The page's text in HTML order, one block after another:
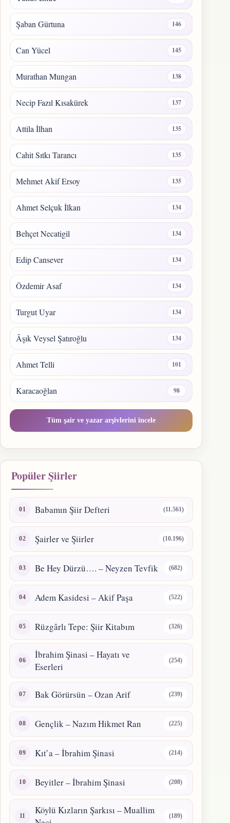
Şaban Gürtuna 146
Can Yücel 145
Murathan Mungan 138
Necip Fazıl Kısakürek 137
Attila İlhan 135
Cahit Sıtkı Tarancı 135
Mehmet Akif Ersoy 135
Ahmet Selçuk İlkan 134
Behçet Necatigil 134
Edip Cansever 134
Özdemir Asaf 134
Turgut Uyar 134
Âşık Veysel Şatıroğlu 134
Ahmet Telli 101
Karacaoğlan 98
Tüm şair ve yazar arşivlerini incele
Popüler Şiirler
Babamın Şiir Defteri (11.561)
Şairler ve Şiirler (10.196)
Be Hey Dürzü…. – Neyzen Tevfik (682)
Adem Kasidesi – Akif Paşa (522)
Rüzgârlı Tepe: Şiir Kitabım (326)
İbrahim Şinasi – Hayatı ve
Eserleri
(254)
Bak Görürsün – Ozan Arif (239)
Gençlik – Nazım Hikmet Ran (225)
Kıt’a – İbrahim Şinasi (214)
Beyitler – İbrahim Şinasi (208)
Köylü Kızların Şarkısı – Muallim
(189)